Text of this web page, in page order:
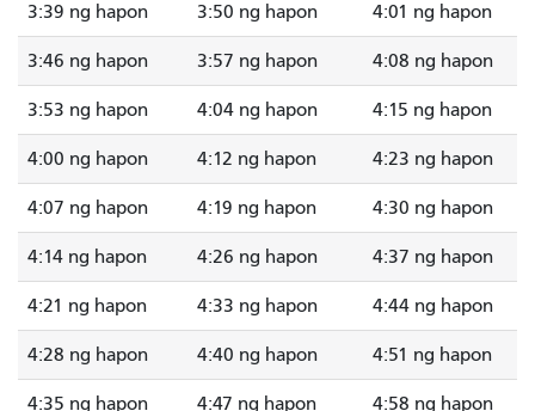
3:39 ng hapon 3:50 ng hapon 4:01 ng hapon
3:46 ng hapon 3:57 ng hapon 4:08 ng hapon
3:53 ng hapon 4:04 ng hapon 4:15 ng hapon
4:00 ng hapon 4:12 ng hapon 4:23 ng hapon
4:07 ng hapon 4:19 ng hapon 4:30 ng hapon
4:14 ng hapon 4:26 ng hapon 4:37 ng hapon
4:21 ng hapon 4:33 ng hapon 4:44 ng hapon
4:28 ng hapon 4:40 ng hapon 4:51 ng hapon
4:35 ng hapon 4:47 ng hapon 4:58 ng hapon